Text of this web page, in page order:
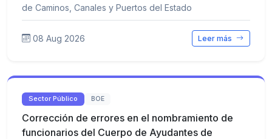
de Caminos, Canales y Puertos del Estado
08 Aug 2026 Leer más
Sector Público BOE
Corrección de errores en el nombramiento de
funcionarios del Cuerpo de Ayudantes de